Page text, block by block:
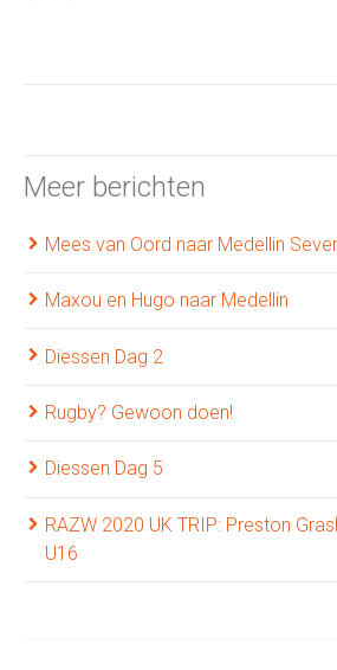
Meer berichten
Mees van Oord naar Medellin
Maxou en Hugo naar Medellin
Diessen Dag 2
Rugby? Gewoon doen!
Diessen Dag 5
RAZW 2020 UK TRIP: Preston
U16